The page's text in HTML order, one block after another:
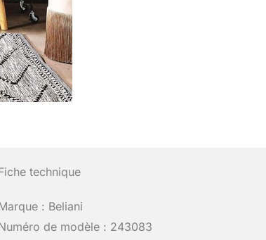
technique
: Beliani
de modèle : 243083